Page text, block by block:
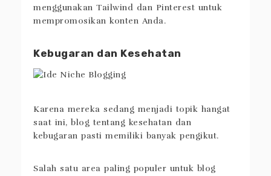
menggunakan Tailwind dan Pinterest untuk
mempromosikan konten Anda.
Kebugaran dan Kesehatan
Karena mereka sedang menjadi topik hangat
saat ini, blog tentang kesehatan dan
kebugaran pasti memiliki banyak pengikut.
Salah satu area paling populer untuk blog